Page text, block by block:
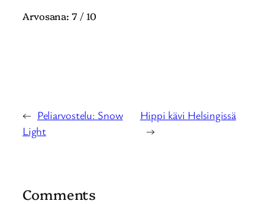
Arvosana: 7 / 10
← Peliarvostelu: Snow
Light
Hippi kävi Helsingissä
→
Comments